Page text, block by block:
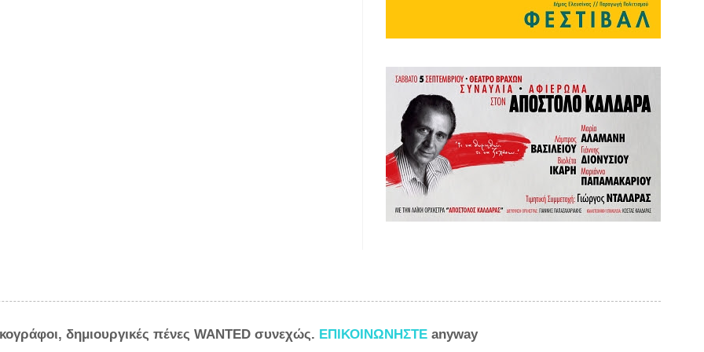
δημιουργικές πένες WANTED συνεχώς. ΕΠΙΚΟΙΝΩΝΗΣΤΕ anyway